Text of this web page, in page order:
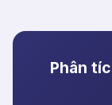
Phân